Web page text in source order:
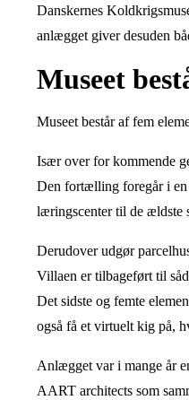
Danskernes
anlægget giver desuden
Museet
Museet består af fem
Især over for kommende
Den fortælling foregår i
læringscenter til de ældste
Derudover udgør
Villaen er tilbageført til
Det sidste og femte
også få et virtuelt kig på,
Anlægget vari mange år
AART architects som